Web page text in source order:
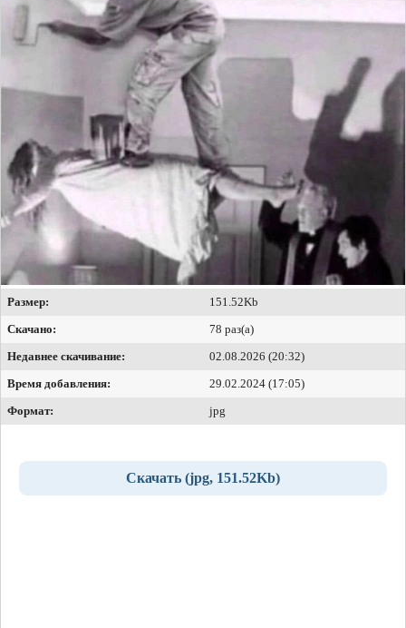
Размер:
151.52Kb
Скачано:
78 раз(а)
Недавнее скачивание:
02.08.2026 (20:32)
Время добавления:
29.02.2024 (17:05)
Формат:
jpg
Скачать (jpg, 151.52Kb)